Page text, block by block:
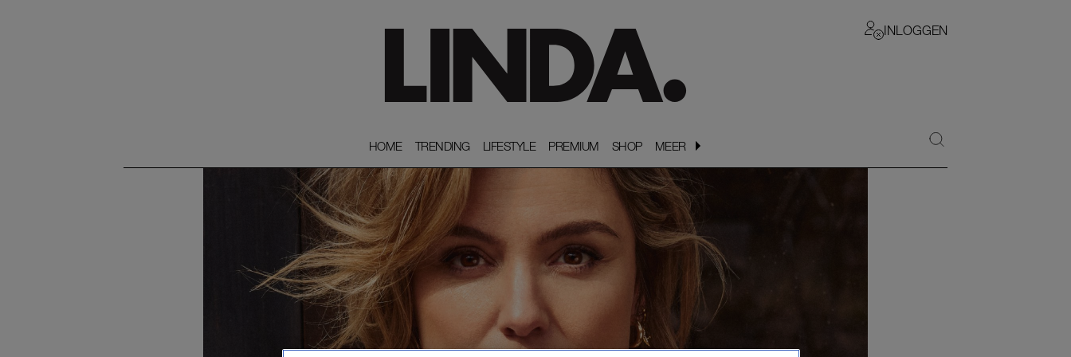
INLOGGEN
HOME
HOME TRENDING
TRENDING LIFESTYLE
LIFESTYLE PREMIUM
PREMIUM SHOP
SHOP MEER
MEER